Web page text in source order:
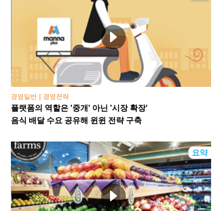
경영일반 경영전략
플랫폼의 역할은 '중개' 아닌 '시장 확장'
음식 배달 수요 공유해 윈윈 전략 구축
요약